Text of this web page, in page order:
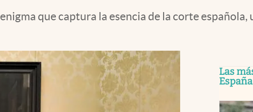
que captura la esencia de la corte
Las
España